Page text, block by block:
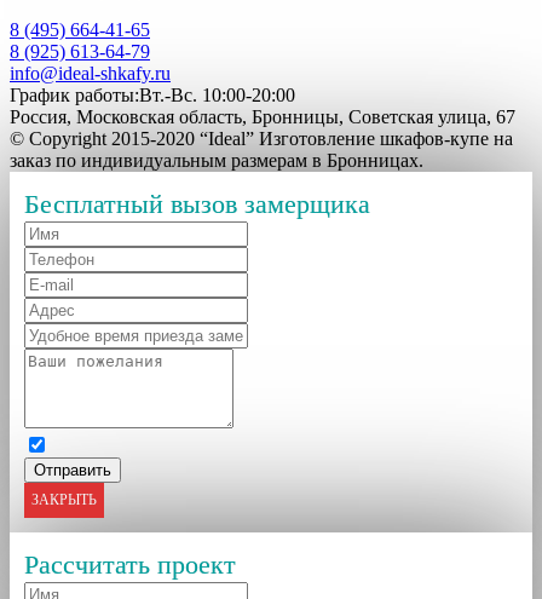
8 (495) 664-41-65
8 (925) 613-64-79
info@ideal-shkafy.ru
График работы:Вт.-Вс. 10:00-20:00
Россия, Московская область, Бронницы, Советская улица, 67
© Copyright 2015-2020 “Ideal” Изготовление шкафов-купе на
заказ по индивидуальным размерам в Бронницах.
Бесплатный вызов замерщика
ЗАКРЫТЬ
Рассчитать проект